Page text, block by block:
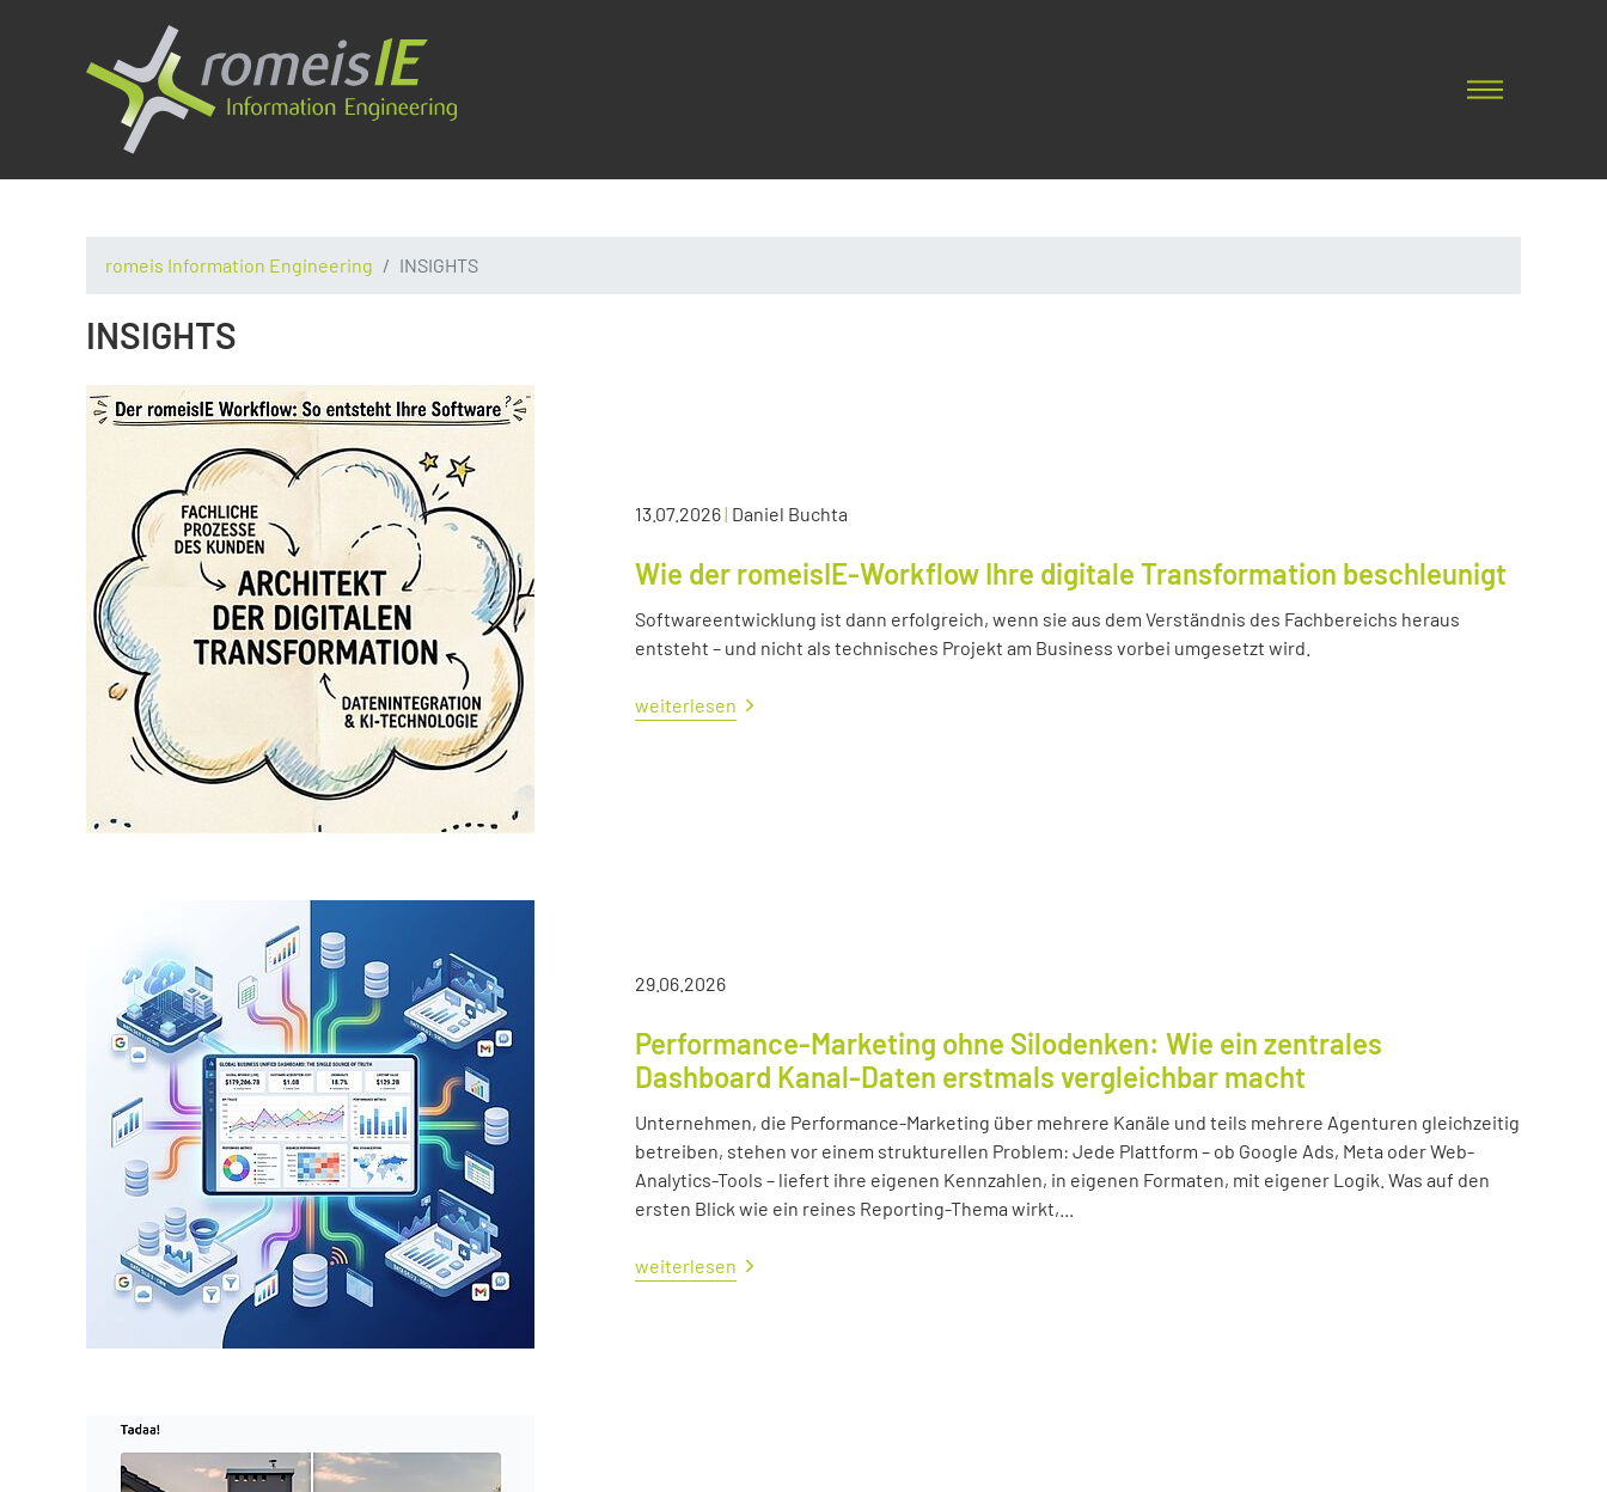
romeis Information Engineering INSIGHTS
INSIGHTS
13.07.2026| Daniel Buchta
Wie der romeisIE-Workflow Ihre digitale Transformation beschleunigt
Softwareentwicklung ist dann erfolgreich, wenn sie aus dem Verständnis des Fachbereichs heraus
entsteht – und nicht als technisches Projekt am Business vorbei umgesetzt wird.
weiterlesen
29.06.2026
Performance-Marketing ohne Silodenken: Wie ein zentrales
Dashboard Kanal-Daten erstmals vergleichbar macht
Unternehmen, die Performance-Marketing über mehrere Kanäle und teils mehrere Agenturen gleichzeitig
betreiben, stehen vor einem strukturellen Problem: Jede Plattform – ob Google Ads, Meta oder Web-
Analytics-Tools – liefert ihre eigenen Kennzahlen, in eigenen Formaten, mit eigener Logik. Was auf den
ersten Blick wie ein reines Reporting-Thema wirkt,...
weiterlesen